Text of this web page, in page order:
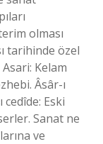
olması
tarihinde özel
Kelam
Âsâr-ı
Eski
Sanat ne
ve